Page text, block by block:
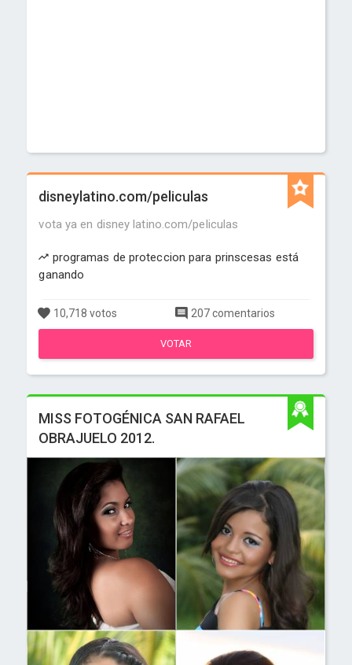
disneylatino.com/peliculas
vota ya en disney latino.com/peliculas
programas de proteccion para prinscesas está
ganando
10,718 votos 207 comentarios
VOTAR
MISS FOTOGÉNICA SAN RAFAEL
OBRAJUELO 2012.